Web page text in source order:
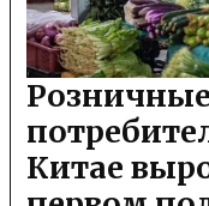
Китае